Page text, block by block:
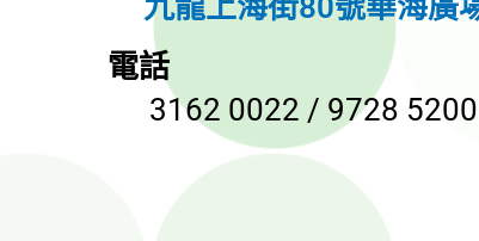
電話
3162 0022 / 9728 5200